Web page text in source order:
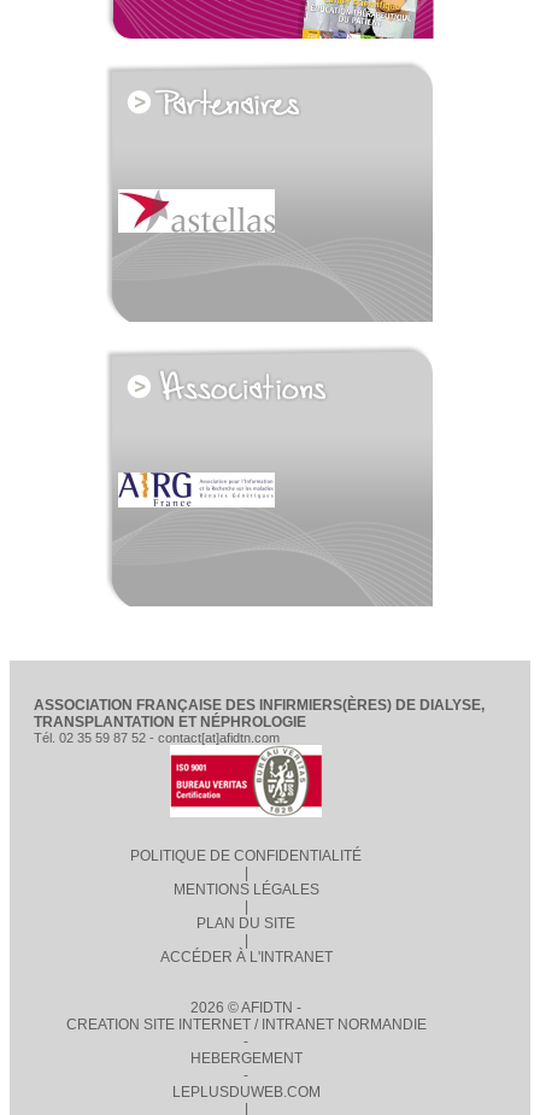
voir tous les partenaires
ASSOCIATION FRANÇAISE DES INFIRMIERS(ÈRES) DE DIALYSE,
TRANSPLANTATION ET NÉPHROLOGIE
Tél. 02 35 59 87 52 - contact[at]afidtn.com
POLITIQUE DE CONFIDENTIALITÉ
MENTIONS LÉGALES
PLAN DU SITE
ACCÉDER À L'INTRANET
2026 © AFIDTN -
CREATION SITE INTERNET / INTRANET NORMANDIE
-
HEBERGEMENT
-
LEPLUSDUWEB.COM